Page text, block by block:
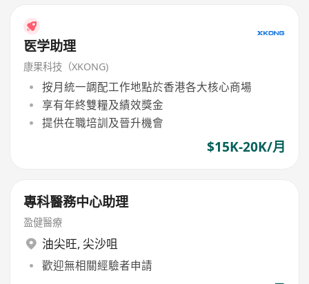
医学助理
康果科技（XKONG)
按月統一調配工作地點於香港各大核心商場
享有年終雙糧及績效獎金
提供在職培訓及晉升機會
$15K-20K/月
專科醫務中心助理
盈健醫療
油尖旺, 尖沙咀
歡迎無相關經驗者申請